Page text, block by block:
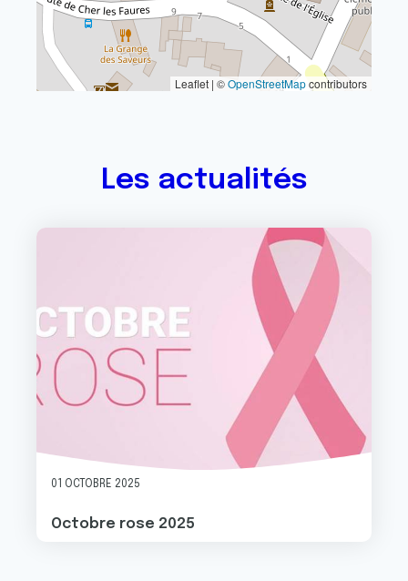
Leaflet | ©OpenStreetMapcontributors
Les actualités
Image
01 OCTOBRE 2025
Octobre rose 2025